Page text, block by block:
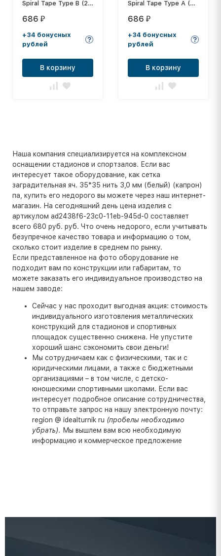
Spiral Tape Type B (20
телесный
686 ₽
+34 бонусных
рублей
В корзину
Spiral Tape Type A (20
телесный
686 ₽
+34 бонусных
рублей
В корзину
Наша компания специализируется на комплексном
оснащении стадионов и спортзалов. Если вас
интересует такое оборудование, как сетка
заградительная яч. 35*35 нить 3,0 мм (белый) (капрон)
па, купить его недорого вы можете через наш интернет-
магазин. На сегодняшний день цена изделия с
артикулом ad2438f6-23c0-11eb-945d-0 составляет
всего 680 руб. руб. Что очень недорого, если учитывать
безупречное качество товара и информацию о том,
сколько стоит изделие в среднем по рынку.
Если представленное на фото оборудование не
подходит вам по конструкции или габаритам, то
можете заказать его индивидуальное производство на
нашем заводе:
Сейчас у нас проходит выгодная акция: стоимость
индивидуального изготовления металлических
конструкций для стадионов и спортивных
площадок существенно снижена. Не упустите
хороший шанс сэкономить свои деньги!
Мы сотрудничаем как с физическими, так и с
юридическими лицами, а также с бюджетными
организациями – в том числе, с детско-
юношескими спортивными школами. Если вас
интересует подробное описание сотрудничества,
то отправьте запрос на нашу электронную почту:
region @ idealturnik ru (пробелы необходимо
убрать). Мы вышлем вам всю необходимую
информацию и коммерческое предложение